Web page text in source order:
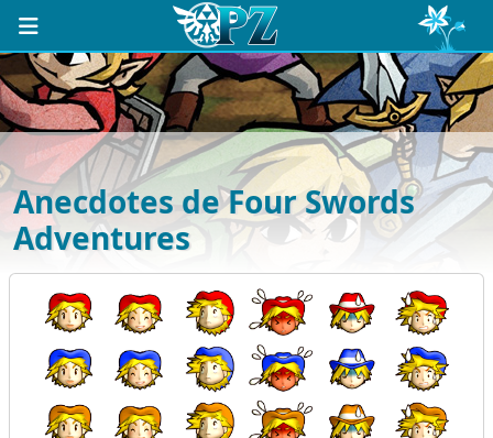
Anecdotes de Four Swords
Adventures